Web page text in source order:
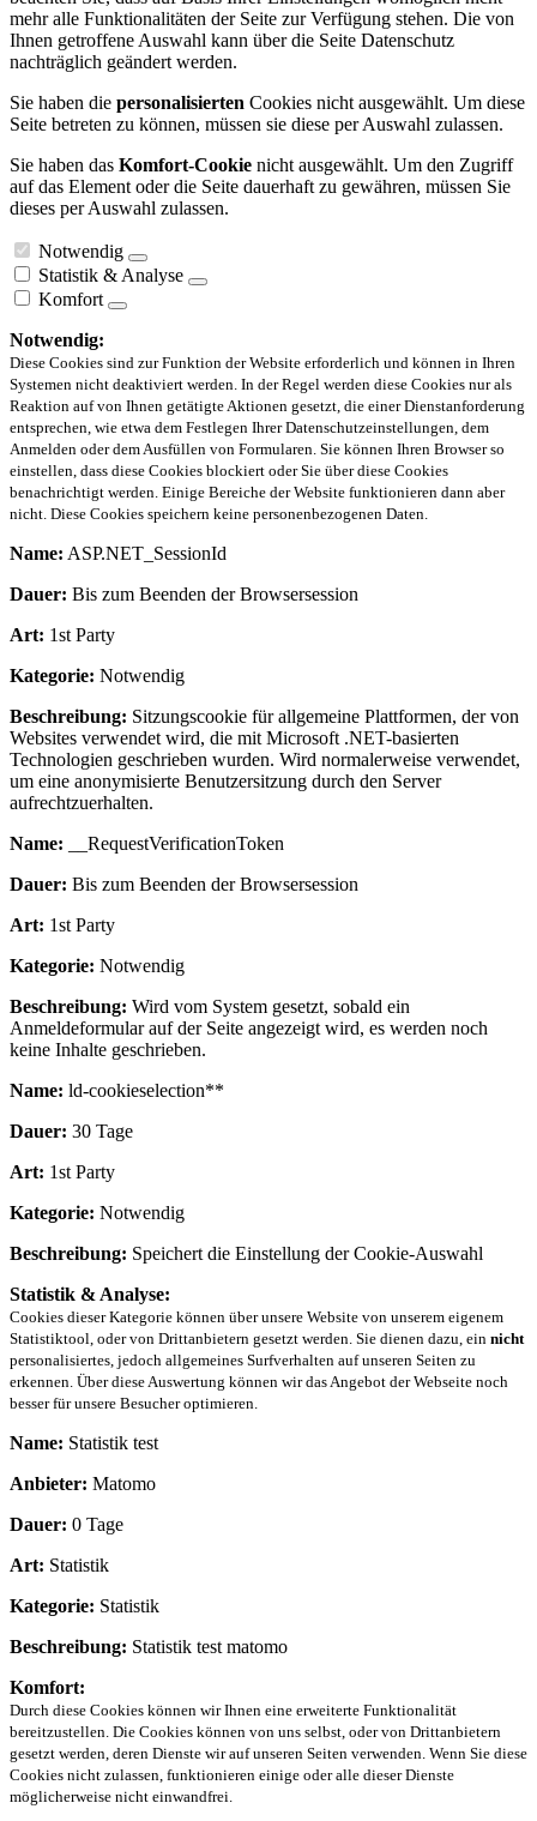
mehr alle Funktionalitäten der Seite zur Verfügung stehen. Die von
Ihnen getroffene Auswahl kann über die Seite Datenschutz
nachträglich geändert werden.
Sie haben die personalisierten Cookies nicht ausgewählt. Um diese
Seite betreten zu können, müssen sie diese per Auswahl zulassen.
Sie haben das Komfort-Cookie nicht ausgewählt. Um den Zugriff
auf das Element oder die Seite dauerhaft zu gewähren, müssen Sie
dieses per Auswahl zulassen.
Notwendig
Statistik & Analyse
Komfort
Notwendig:
Diese Cookies sind zur Funktion der Website erforderlich und können in Ihren
Systemen nicht deaktiviert werden. In der Regel werden diese Cookies nur als
Reaktion auf von Ihnen getätigte Aktionen gesetzt, die einer Dienstanforderung
entsprechen, wie etwa dem Festlegen Ihrer Datenschutzeinstellungen, dem
Anmelden oder dem Ausfüllen von Formularen. Sie können Ihren Browser so
einstellen, dass diese Cookies blockiert oder Sie über diese Cookies
benachrichtigt werden. Einige Bereiche der Website funktionieren dann aber
nicht. Diese Cookies speichern keine personenbezogenen Daten.
Name: ASP.NET_SessionId
Dauer: Bis zum Beenden der Browsersession
Art: 1st Party
Kategorie: Notwendig
Beschreibung: Sitzungscookie für allgemeine Plattformen, der von
Websites verwendet wird, die mit Microsoft .NET-basierten
Technologien geschrieben wurden. Wird normalerweise verwendet,
um eine anonymisierte Benutzersitzung durch den Server
aufrechtzuerhalten.
Name: __RequestVerificationToken
Dauer: Bis zum Beenden der Browsersession
Art: 1st Party
Kategorie: Notwendig
Beschreibung: Wird vom System gesetzt, sobald ein
Anmeldeformular auf der Seite angezeigt wird, es werden noch
keine Inhalte geschrieben.
Name: ld-cookieselection**
Dauer: 30 Tage
Art: 1st Party
Kategorie: Notwendig
Beschreibung: Speichert die Einstellung der Cookie-Auswahl
Statistik & Analyse:
Cookies dieser Kategorie können über unsere Website von unserem eigenem
Statistiktool, oder von Drittanbietern gesetzt werden. Sie dienen dazu, ein nicht
personalisiertes, jedoch allgemeines Surfverhalten auf unseren Seiten zu
erkennen. Über diese Auswertung können wir das Angebot der Webseite noch
besser für unsere Besucher optimieren.
Name: Statistik test
Anbieter: Matomo
Dauer: 0 Tage
Art: Statistik
Kategorie: Statistik
Beschreibung: Statistik test matomo
Komfort:
Durch diese Cookies können wir Ihnen eine erweiterte Funktionalität
bereitzustellen. Die Cookies können von uns selbst, oder von Drittanbietern
gesetzt werden, deren Dienste wir auf unseren Seiten verwenden. Wenn Sie diese
Cookies nicht zulassen, funktionieren einige oder alle dieser Dienste
möglicherweise nicht einwandfrei.